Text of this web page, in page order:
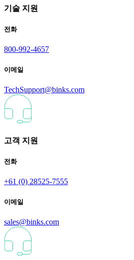
기술 지원
전화
800-992-4657
이메일
TechSupport@binks.com
고객 지원
전화
+61 (0) 28525-7555
이메일
sales@binks.com